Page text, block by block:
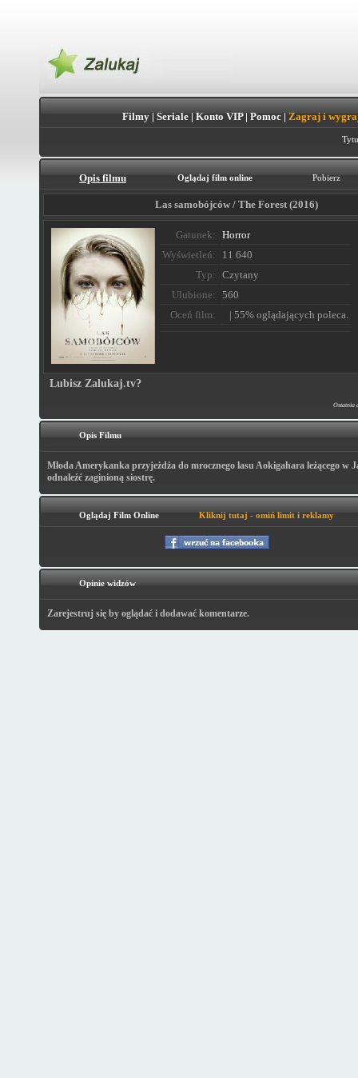
Filmy| Seriale| Konto VIP| Pomoc| Zagraj i
Opis filmu Oglądaj film online Pobierz
Las samobójców / The Forest (2016)
Gatunek:
Horror
Wyświetleń:
11 640
Typ:
Czytany
Ulubione:
560
Oceń film:
| 55% oglądających poleca.
Lubisz Zalukaj.tv?
Ostatnia
Opis Filmu
Młoda Amerykanka przyjeżdża do mrocznego lasu Aokigahara leżącego w
odnaleźć zaginioną siostrę.
Oglądaj Film Online Kliknij tutaj - omiń limit i reklamy
Opinie widzów
Zarejestruj się by oglądać i dodawać komentarze.